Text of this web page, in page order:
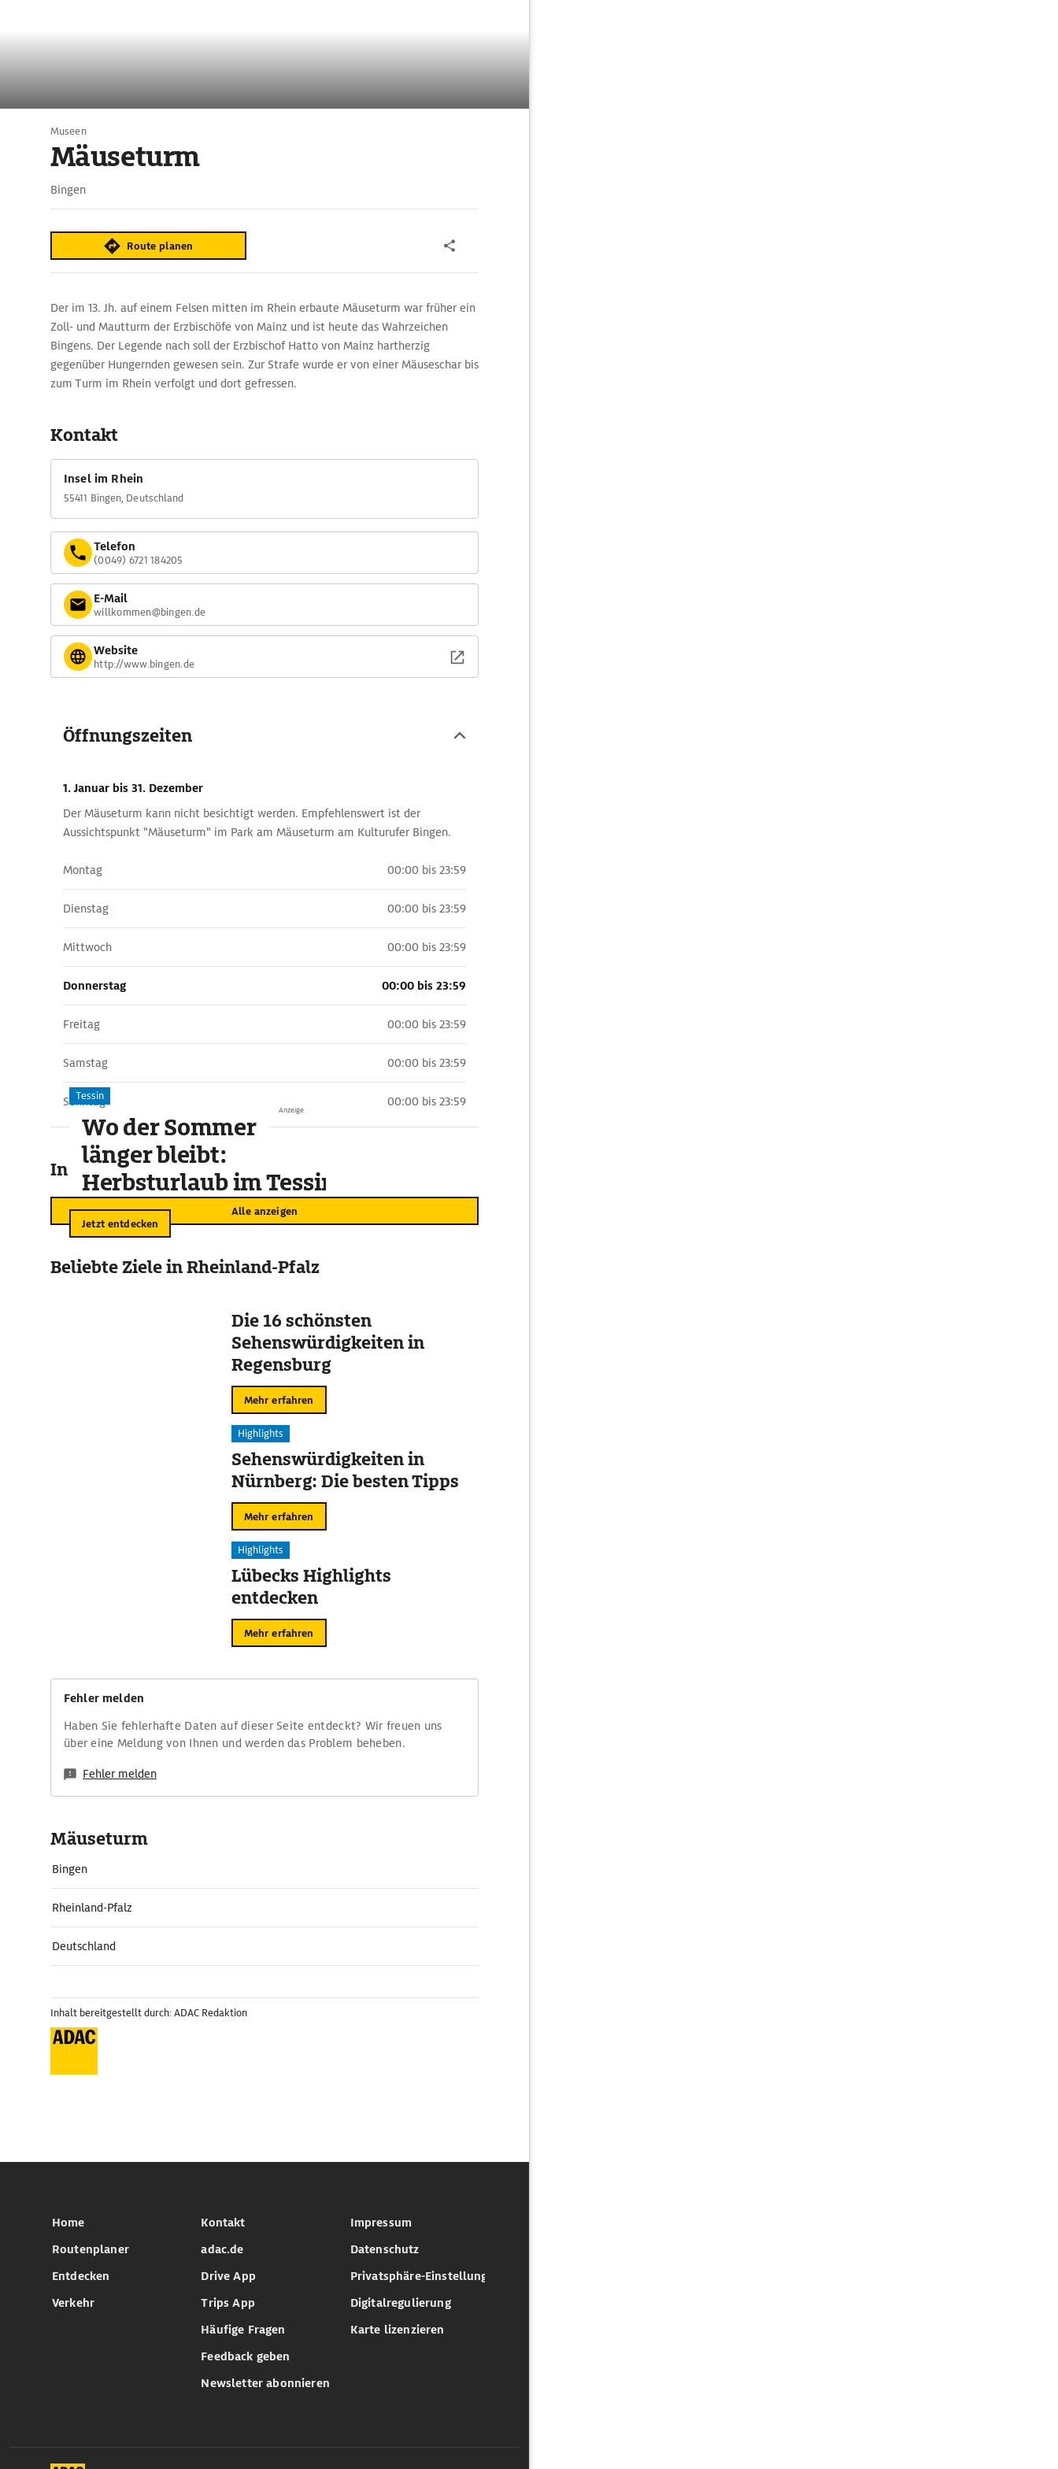
Museen
Mäuseturm
Bingen
Route planen
Der im 13. Jh. auf einem Felsen mitten im Rhein erbaute Mäuseturm war früher ein
Zoll- und Mautturm der Erzbischöfe von Mainz und ist heute das Wahrzeichen
Bingens. Der Legende nach soll der Erzbischof Hatto von Mainz hartherzig
gegenüber Hungernden gewesen sein. Zur Strafe wurde er von einer Mäuseschar bis
zum Turm im Rhein verfolgt und dort gefressen.
Kontakt
Insel im Rhein
55411 Bingen, Deutschland
Telefon
(0049) 6721 184205
E-Mail
willkommen@bingen.de
Website
http://www.bingen.de
Öffnungszeiten
1. Januar bis 31. Dezember
Der Mäuseturm kann nicht besichtigt werden. Empfehlenswert ist der
Aussichtspunkt "Mäuseturm" im Park am Mäuseturm am Kulturufer Bingen.
Montag 00:00 bis 23:59
Dienstag 00:00 bis 23:59
Mittwoch 00:00 bis 23:59
Donnerstag 00:00 bis 23:59
Freitag 00:00 bis 23:59
Samstag 00:00 bis 23:59
Sonntag 00:00 bis 23:59
In der Umgebung
Alle anzeigen
Anzeige
Tessin
Wo der Sommer
länger bleibt:
Herbsturlaub im Tessin
Jetzt entdecken
Beliebte Ziele in Rheinland-Pfalz
Die 16 schönsten
Sehenswürdigkeiten in
Regensburg
Mehr erfahren
Highlights
Sehenswürdigkeiten in
Nürnberg: Die besten Tipps
Mehr erfahren
Highlights
Lübecks Highlights
entdecken
Mehr erfahren
Fehler melden
Haben Sie fehlerhafte Daten auf dieser Seite entdeckt? Wir freuen uns
über eine Meldung von Ihnen und werden das Problem beheben.
Fehler melden
Mäuseturm
Bingen
Rheinland-Pfalz
Deutschland
Inhalt bereitgestellt durch: ADAC Redaktion
Home
Routenplaner
Entdecken
Verkehr
Kontakt
adac.de
Drive App
Trips App
Häufige Fragen
Feedback geben
Newsletter abonnieren
Impressum
Datenschutz
Privatsphäre-Einstellungen
Digitalregulierung
Karte lizenzieren